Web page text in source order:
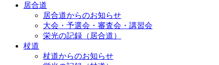
居合道
居合道からのお知らせ
大会・予選会・審査会・講習会
栄光の記録（居合道）
杖道
杖道からのお知らせ